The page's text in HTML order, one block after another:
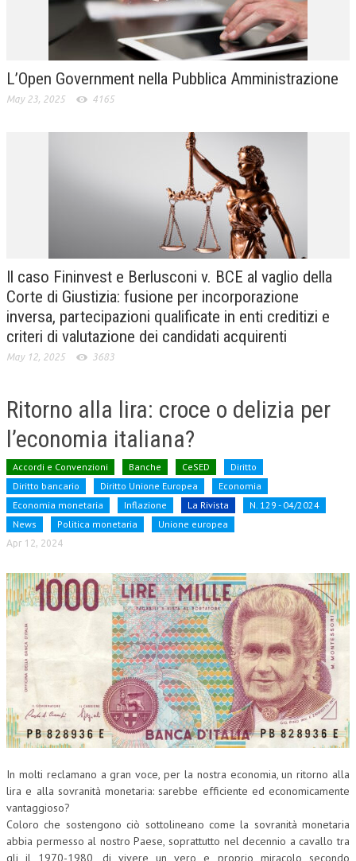
SICUREZZA SUL LAVORO
DIRITTO TRIBUTARIO
PRASSI
AMMINISTRATIVA
TRIBUTARIA
COSTITUZIONALE
CIVILE
TRIBUTARIA
PENALE
NEWS
CORSI ENTI TERZI
BOLLETTINO FINANZIAMENTI
TELEGRAM
DOCUMENTI
TESI DI LAUREA
MATERIALE DIDATTICO
INVITI E PROMOZIONI
L’Open Government nella Pubblica Amministrazione
May 23, 2025 4165
Il caso Fininvest e Berlusconi v. BCE al vaglio della
Corte di Giustizia: fusione per incorporazione
inversa, partecipazioni qualificate in enti creditizi e
criteri di valutazione dei candidati acquirenti
May 12, 2025 3683
Ritorno alla lira: croce o delizia per
l’economia italiana?
Accordi e Convenzioni Banche CeSED
Diritto
Diritto bancario
Diritto Unione Europea
Economia
Economia monetaria
Inflazione La Rivista
N. 129 - 04/2024
News
Politica monetaria Unione europea
Apr 12, 2024
In molti reclamano a gran voce, per la nostra economia, un ritorno alla
lira e alla sovranità monetaria: sarebbe efficiente ed economicamente
vantaggioso?
Coloro che sostengono ciò sottolineano come la sovranità monetaria
abbia permesso al nostro Paese, soprattutto nel decennio a cavallo tra
gli il 1970-1980, di vivere un vero e proprio miracolo secondo